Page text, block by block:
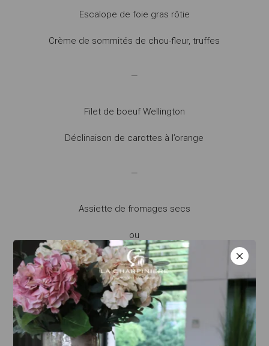
Escalope de foie gras rôtie
Crème de sommités de chou-fleur, truffes
—
Filet de boeuf Wellington
Déclinaison de carottes à l’orange
—
Assiette de fromages secs
ou
Faisselle de fromage blanc
—
Esprit de Noël, amandes poire et chocolat